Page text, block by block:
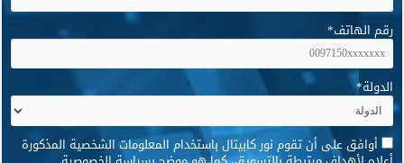
رقم الهاتف*
الدولة*
* أوافق على أن تقوم نور كابيتال باستخدام المعلومات الشخصية المذكورة